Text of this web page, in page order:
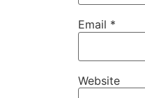
Email *
Website